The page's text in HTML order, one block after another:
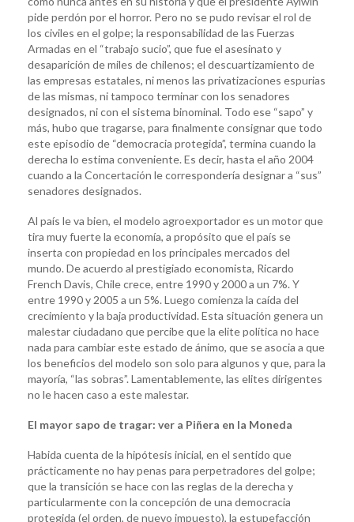
pide perdón por el horror. Pero no se pudo revisar el rol de
los civiles en el golpe; la responsabilidad de las Fuerzas
Armadas en el “trabajo sucio”, que fue el asesinato y
desaparición de miles de chilenos; el descuartizamiento de
las empresas estatales, ni menos las privatizaciones espurias
de las mismas, ni tampoco terminar con los senadores
designados, ni con el sistema binominal. Todo ese “sapo” y
más, hubo que tragarse, para finalmente consignar que todo
este episodio de “democracia protegida”, termina cuando la
derecha lo estima conveniente. Es decir, hasta el año 2004
cuando a la Concertación le correspondería designar a “sus”
senadores designados.
Al país le va bien, el modelo agroexportador es un motor que
tira muy fuerte la economía, a propósito que el país se
inserta con propiedad en los principales mercados del
mundo. De acuerdo al prestigiado economista, Ricardo
French Davis, Chile crece, entre 1990 y 2000 a un 7%. Y
entre 1990 y 2005 a un 5%. Luego comienza la caída del
crecimiento y la baja productividad. Esta situación genera un
malestar ciudadano que percibe que la elite política no hace
nada para cambiar este estado de ánimo, que se asocia a que
los beneficios del modelo son solo para algunos y que, para la
mayoría, “las sobras”. Lamentablemente, las elites dirigentes
no le hacen caso a este malestar.
El mayor sapo de tragar: ver a Piñera en la Moneda
Habida cuenta de la hipótesis inicial, en el sentido que
prácticamente no hay penas para perpetradores del golpe;
que la transición se hace con las reglas de la derecha y
particularmente con la concepción de una democracia
protegida (el orden, de nuevo impuesto), la estupefacción